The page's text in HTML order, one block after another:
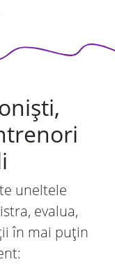
uneltele
evalua,
în mai puțin